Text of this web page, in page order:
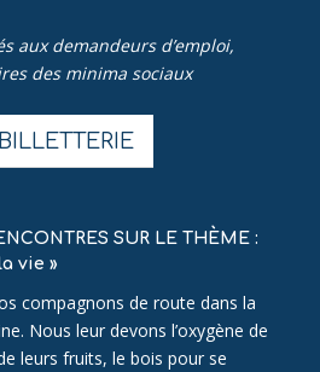
aux demandeurs d’emploi,
des minima sociaux
BILLETTERIE
SUR LE THÈME :
vie »
compagnons de route dans la
Nous leur devons l’oxygène de
leurs fruits, le bois pour se